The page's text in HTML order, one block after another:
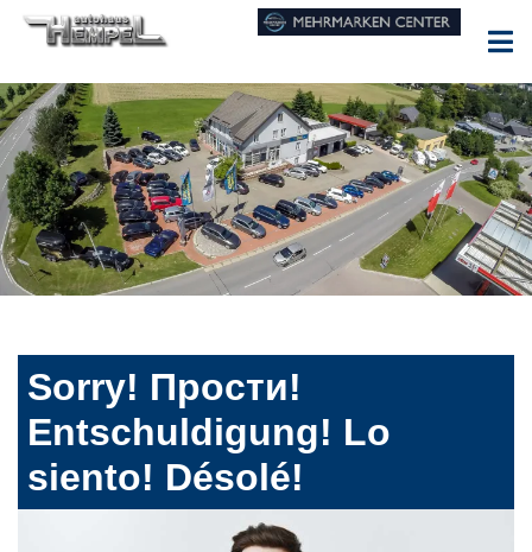
Sorry! Прости!
Entschuldigung! Lo
siento! Désolé!